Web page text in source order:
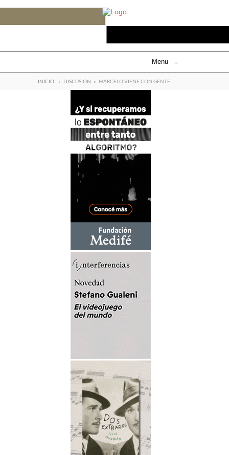
Menu ≡
INICIO » DISCUSIÓN » MARCELO VIENE CON GENTE